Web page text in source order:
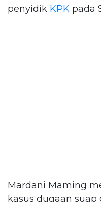
penyidik KPK pada
Mardani Maming
kasus dugaan